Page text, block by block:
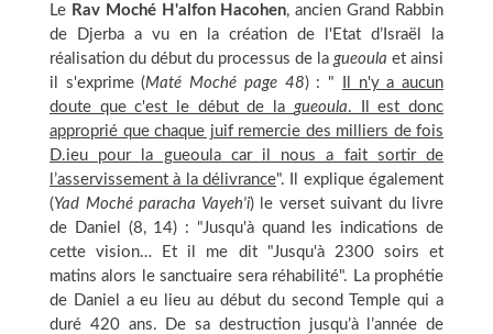
Le Rav Moché H'alfon Hacohen, ancien Grand Rabbin
de Djerba a vu en la création de l'Etat d’Israël la
réalisation du début du processus de la gueoula et ainsi
il s'exprime (Maté Moché page 48) : "
Il n'y a aucun
doute que c'est le début de la gueoula. Il est donc
approprié que chaque juif remercie des milliers de fois
D.ieu pour la gueoula car il nous a fait sortir de
l’asservissement à la délivrance". Il explique également
(Yad Moché paracha Vayeh'i) le verset suivant du livre
de Daniel (8, 14) : "Jusqu'à quand les indications de
cette vision… Et il me dit "Jusqu'à 2300 soirs et
matins alors le sanctuaire sera réhabilité". La prophétie
de Daniel a eu lieu au début du second Temple qui a
duré 420 ans. De sa destruction jusqu’à l’année de